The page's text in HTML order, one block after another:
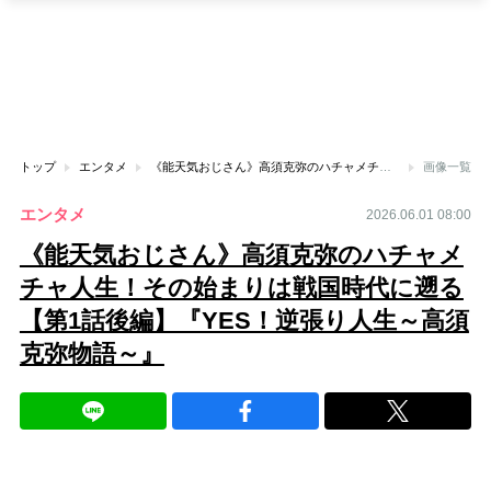
トップ エンタメ 画像一覧
エンタメ 2026.06.01 08:00
《能天気おじさん》高須克弥のハチャメ
チャ人生！その始まりは戦国時代に遡る
【第1話後編】『YES！逆張り人生～高須
克弥物語～』